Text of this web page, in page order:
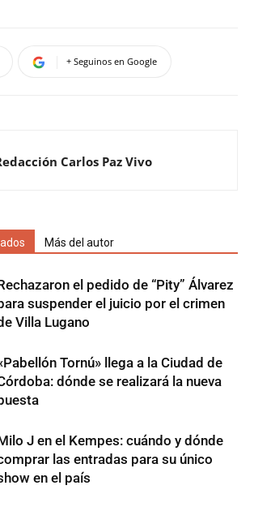
+ Seguinos en Google
Carlos Paz Vivo
Más del autor
el pedido de “Pity” Álvarez
suspender el juicio por el crimen
Villa Lugano
Tornú» llega a la Ciudad de
dónde se realizará la nueva
J en el Kempes: cuándo y dónde
las entradas para su único
en el país